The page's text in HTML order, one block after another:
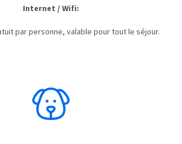
Internet / Wifi:
par personne, valable pour tout le séjour.